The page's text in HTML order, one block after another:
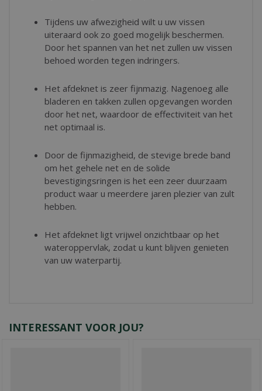
Tijdens uw afwezigheid wilt u uw vissen
uiteraard ook zo goed mogelijk beschermen.
Door het spannen van het net zullen uw vissen
behoed worden tegen indringers.
Het afdeknet is zeer fijnmazig. Nagenoeg alle
bladeren en takken zullen opgevangen worden
door het net, waardoor de effectiviteit van het
net optimaal is.
Door de fijnmazigheid, de stevige brede band
om het gehele net en de solide
bevestigingsringen is het een zeer duurzaam
product waar u meerdere jaren plezier van zult
hebben.
Het afdeknet ligt vrijwel onzichtbaar op het
wateroppervlak, zodat u kunt blijven genieten
van uw waterpartij.
INTERESSANT VOOR JOU?